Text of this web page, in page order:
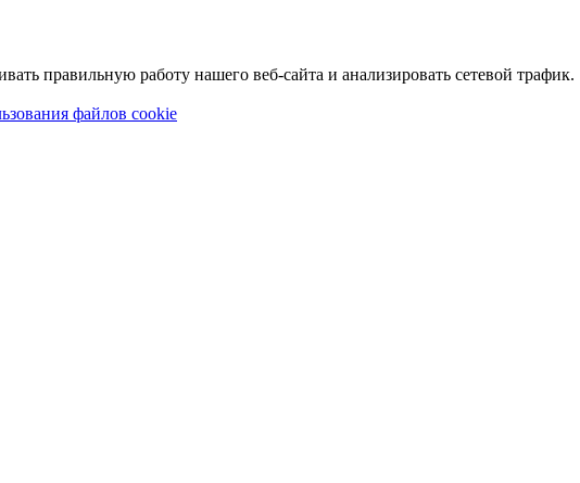
правильную работу нашего веб-сайта и анализировать сетевой трафик.
файлов cookie